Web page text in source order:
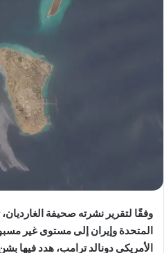
وفقًا لتقرير نشرته صحيفة
المتحدة وإيران إلى مستوى غير
الأمريكي دونالد ترامب، هدد فيها